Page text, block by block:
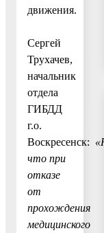
движения.
Сергей
Трухачев,
начальник
отдела
ГИБДД
г.о.
Воскресенск:
что при
отказе
от
прохождения
медицинского